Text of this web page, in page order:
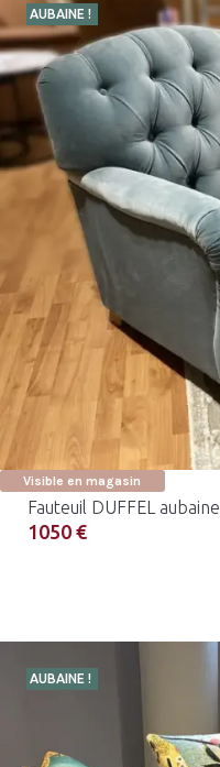
AUBAINE !
Visible en magasin
Fauteuil DUFFEL aubaine
1050 €
AUBAINE !